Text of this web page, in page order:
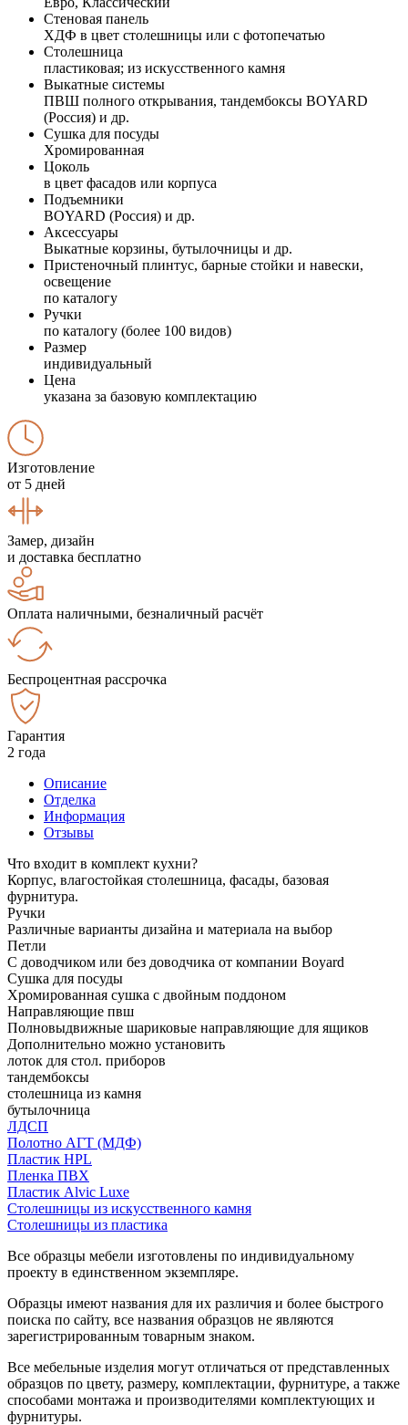
Стеновая панель
ХДФ в цвет столешницы или с фотопечатью
Столешница
пластиковая; из искусственного камня
Выкатные системы
ПВШ полного открывания, тандембоксы BOYARD
(Россия) и др.
Сушка для посуды
Хромированная
Цоколь
в цвет фасадов или корпуса
Подъемники
BOYARD (Россия) и др.
Аксессуары
Выкатные корзины, бутылочницы и др.
Пристеночный плинтус, барные стойки и навески,
освещение
по каталогу
Ручки
по каталогу (более 100 видов)
Размер
индивидуальный
Цена
указана за базовую комплектацию
Изготовление
от 5 дней
Замер, дизайн
и доставка бесплатно
Оплата наличными, безналичный расчёт
Беспроцентная рассрочка
Гарантия
2 года
Описание
Отделка
Информация
Отзывы
Что входит в комплект кухни?
Корпус, влагостойкая столешница, фасады, базовая
фурнитура.
Ручки
Различные варианты дизайна и материала на выбор
Петли
С доводчиком или без доводчика от компании Boyard
Сушка для посуды
Хромированная сушка с двойным поддоном
Направляющие пвш
Полновыдвижные шариковые направляющие для ящиков
Дополнительно можно установить
лоток для стол. приборов
тандембоксы
столешница из камня
бутылочница
ЛДСП
Полотно АГТ (МДФ)
Пластик HPL
Пленка ПВХ
Пластик Alvic Luxe
Столешницы из искусственного камня
Столешницы из пластика
Все образцы мебели изготовлены по индивидуальному
проекту в единственном экземпляре.
Образцы имеют названия для их различия и более быстрого
поиска по сайту, все названия образцов не являются
зарегистрированным товарным знаком.
Все мебельные изделия могут отличаться от представленных
образцов по цвету, размеру, комплектации, фурнитуре, а также
способами монтажа и производителями комплектующих и
фурнитуры.